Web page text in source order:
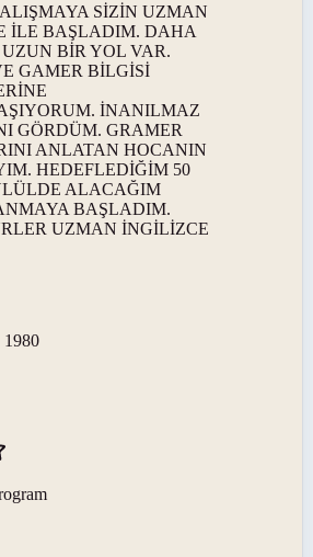
SİZİN UZMAN
İLE BAŞLADIM. DAHA
BİR YOL VAR.
GAMER BİLGİSİ
İNANILMAZ
GÖRDÜM. GRAMER
ANLATAN HOCANIN
HEDEFLEDİĞİM 50
ALACAĞIM
BAŞLADIM.
UZMAN İNGİLİZCE
1980